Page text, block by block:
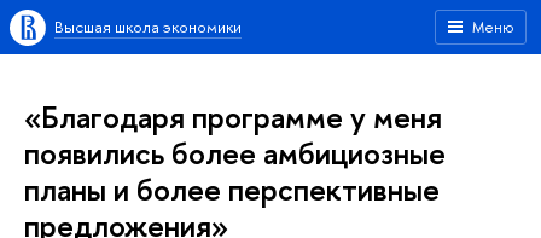
Меню
Высшая школа экономики
«Благодаря программе у меня
появились более амбициозные
планы и более перспективные
предложения»